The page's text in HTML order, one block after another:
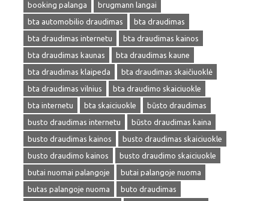
booking palanga
brugmann langai
bta automobilio draudimas
bta draudimas
bta draudimas internetu
bta draudimas kainos
bta draudimas kaunas
bta draudimas kaune
bta draudimas klaipeda
bta draudimas skaičiuoklė
bta draudimas vilnius
bta draudimo skaiciuokle
bta internetu
bta skaiciuokle
būsto draudimas
busto draudimas internetu
būsto draudimas kaina
busto draudimas kainos
busto draudimas skaiciuokle
busto draudimo kainos
busto draudimo skaiciuokle
butai nuomai palangoje
butai palangoje nuoma
butas palangoje nuoma
buto draudimas